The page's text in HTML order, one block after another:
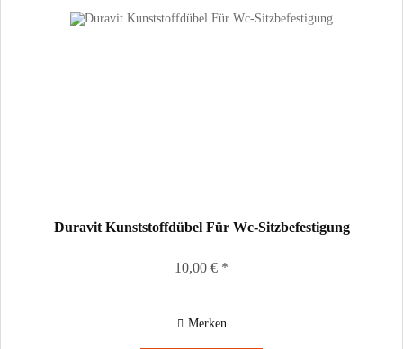
Duravit Kunststoffdübel Für Wc-Sitzbefestigung
10,00 € *
Merken